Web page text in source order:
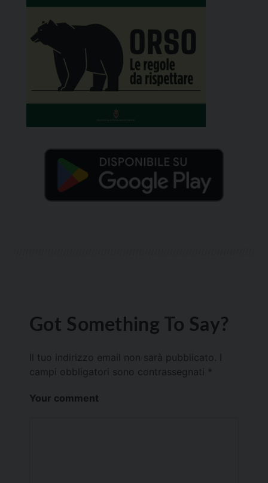
Got Something To Say?
Il tuo indirizzo email non sarà pubblicato.
campi obbligatori sono contrassegnati *
Your comment